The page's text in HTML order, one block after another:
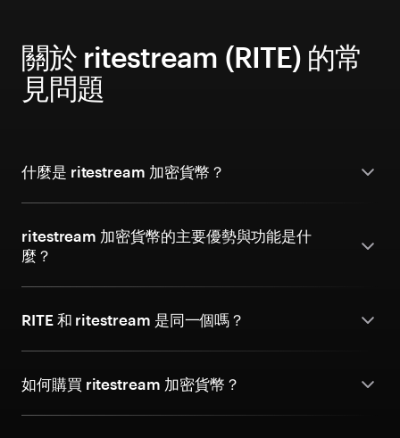
關於 ritestream (RITE) 的常
見問題
什麼是 ritestream 加密貨幣？
ritestream 加密貨幣的主要優勢與功能是什
麼？
RITE 和 ritestream 是同一個嗎？
如何購買 ritestream 加密貨幣？